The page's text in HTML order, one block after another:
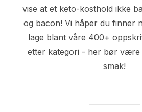
vise at et keto-kosthold ikke
og bacon! Vi håper du finner
lage blant våre 400+
etter kategori - her bør
smak!